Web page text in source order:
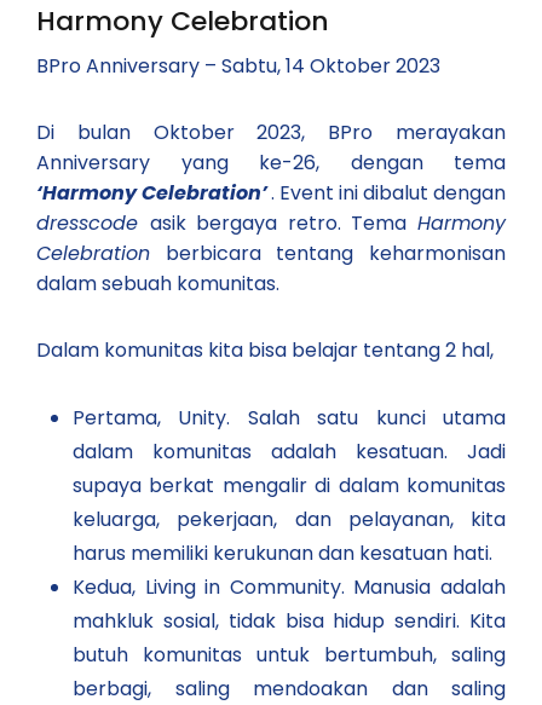
Harmony Celebration
BPro Anniversary – Sabtu, 14 Oktober 2023
Di bulan Oktober 2023, BPro merayakan
Anniversary yang ke-26, dengan tema
‘Harmony Celebration’. Event ini dibalut dengan
dresscode asik bergaya retro. TemaHarmony
Celebration berbicara tentang keharmonisan
dalam sebuah komunitas.
Dalam komunitas kita bisa belajar tentang 2 hal,
Pertama, Unity. Salah satu kunci utama
dalam komunitas adalah kesatuan. Jadi
supaya berkat mengalir di dalam komunitas
keluarga, pekerjaan, dan pelayanan, kita
harus memiliki kerukunan dan kesatuan hati.
Kedua, Living in Community. Manusia adalah
mahkluk sosial, tidak bisa hidup sendiri. Kita
butuh komunitas untuk bertumbuh, saling
berbagi, saling mendoakan dan saling